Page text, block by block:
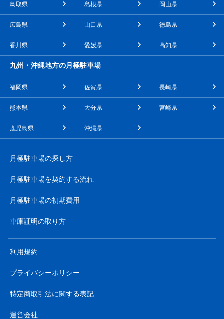
鳥取県 島根県 岡山県
広島県 山口県 徳島県
香川県 愛媛県 高知県
九州・沖縄地方の月極駐車場
福岡県 佐賀県 長崎県
熊本県 大分県 宮崎県
鹿児島県 沖縄県
月極駐車場の探し方
月極駐車場を契約する流れ
月極駐車場の初期費用
車庫証明の取り方
利用規約
プライバシーポリシー
特定商取引法に関する表記
運営会社